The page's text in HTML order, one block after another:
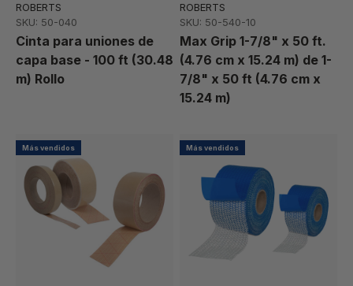
ROBERTS
SKU: 50-040
Cinta para uniones de
capa base - 100 ft (30.48
m) Rollo
ROBERTS
SKU: 50-540-10
Max Grip 1-7/8" x 50 ft.
(4.76 cm x 15.24 m) de 1-
7/8" x 50 ft (4.76 cm x
15.24 m)
Más vendidos Más vendidos